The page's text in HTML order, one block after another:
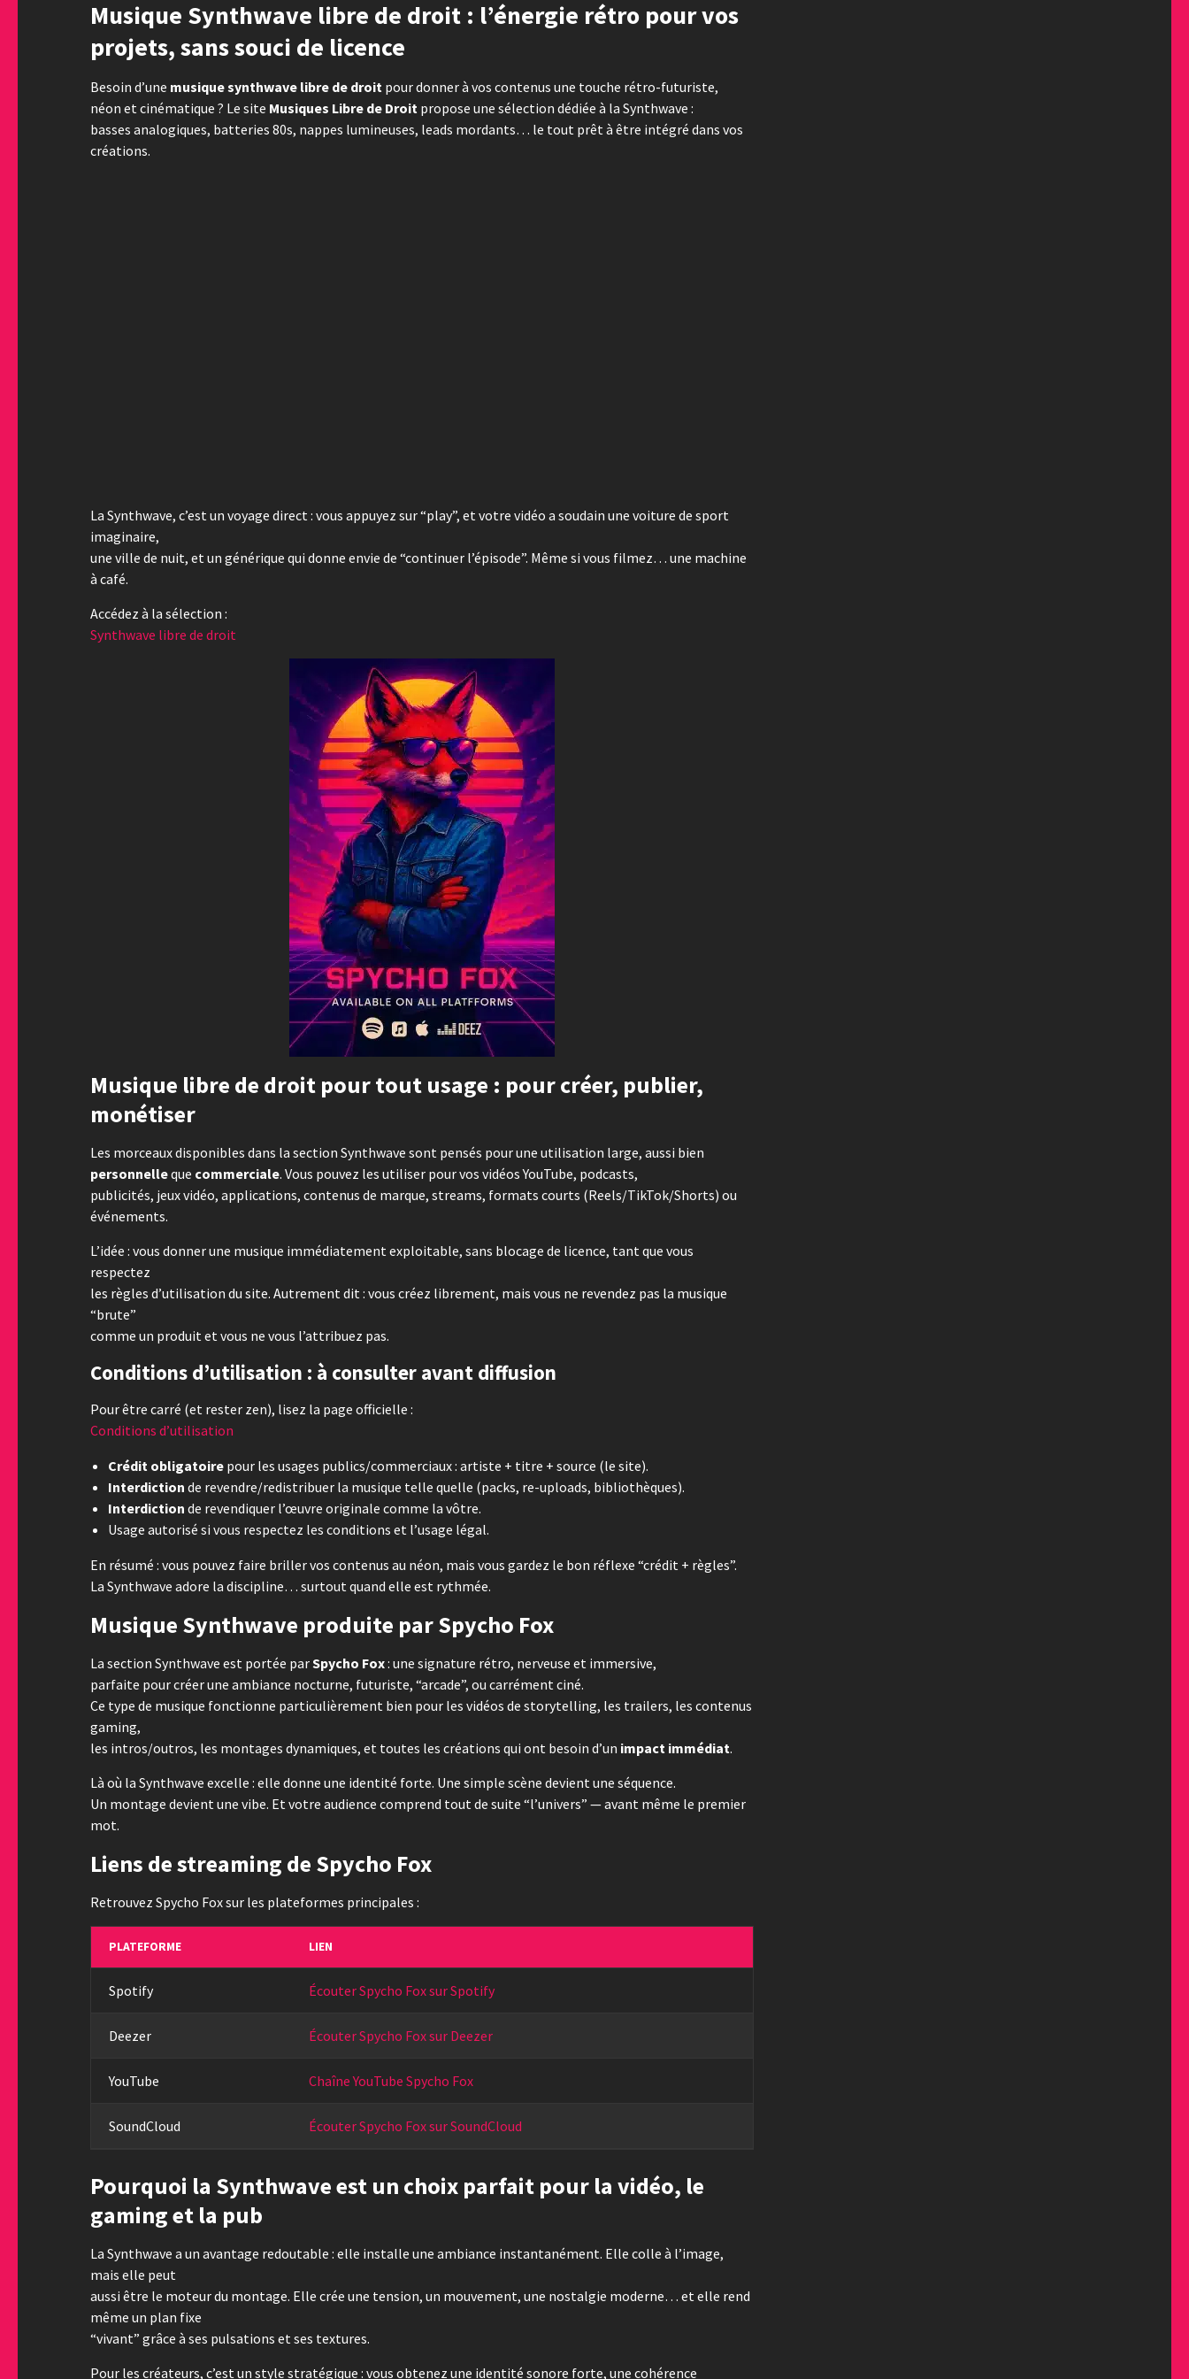
Musique Synthwave libre de droit : l’énergie rétro pour vos
projets, sans souci de licence
Besoin d’une musique synthwave libre de droit pour donner à vos contenus une touche rétro-futuriste,
néon et cinématique ? Le site Musiques Libre de Droit propose une sélection dédiée à la Synthwave :
basses analogiques, batteries 80s, nappes lumineuses, leads mordants… le tout prêt à être intégré dans vos
créations.
La Synthwave, c’est un voyage direct : vous appuyez sur “play”, et votre vidéo a soudain une voiture de sport
imaginaire,
une ville de nuit, et un générique qui donne envie de “continuer l’épisode”. Même si vous filmez… une machine
à café.
Accédez à la sélection :
Synthwave libre de droit
Musique libre de droit pour tout usage : pour créer, publier,
monétiser
Les morceaux disponibles dans la section Synthwave sont pensés pour une utilisation large, aussi bien
personnelleque commerciale. Vous pouvez les utiliser pour vos vidéos YouTube, podcasts,
publicités, jeux vidéo, applications, contenus de marque, streams, formats courts (Reels/TikTok/Shorts) ou
événements.
L’idée : vous donner une musique immédiatement exploitable, sans blocage de licence, tant que vous
respectez
les règles d’utilisation du site. Autrement dit : vous créez librement, mais vous ne revendez pas la musique
“brute”
comme un produit et vous ne vous l’attribuez pas.
Conditions d’utilisation : à consulter avant diffusion
Pour être carré (et rester zen), lisez la page officielle :
Conditions d’utilisation
Crédit obligatoire pour les usages publics/commerciaux : artiste + titre + source (le site).
Interdiction de revendre/redistribuer la musique telle quelle (packs, re-uploads, bibliothèques).
Interdiction de revendiquer l’œuvre originale comme la vôtre.
Usage autorisé si vous respectez les conditions et l’usage légal.
En résumé : vous pouvez faire briller vos contenus au néon, mais vous gardez le bon réflexe “crédit + règles”.
La Synthwave adore la discipline… surtout quand elle est rythmée.
Musique Synthwave produite par Spycho Fox
La section Synthwave est portée parSpycho Fox: une signature rétro, nerveuse et immersive,
parfaite pour créer une ambiance nocturne, futuriste, “arcade”, ou carrément ciné.
Ce type de musique fonctionne particulièrement bien pour les vidéos de storytelling, les trailers, les contenus
gaming,
les intros/outros, les montages dynamiques, et toutes les créations qui ont besoin d’un impact immédiat.
Là où la Synthwave excelle : elle donne une identité forte. Une simple scène devient une séquence.
Un montage devient une vibe. Et votre audience comprend tout de suite “l’univers” — avant même le premier
mot.
Liens de streaming de Spycho Fox
Retrouvez Spycho Fox sur les plateformes principales :
PLATEFORME LIEN
Spotify Écouter Spycho Fox sur Spotify
Deezer Écouter Spycho Fox sur Deezer
YouTube Chaîne YouTube Spycho Fox
SoundCloud Écouter Spycho Fox sur SoundCloud
Pourquoi la Synthwave est un choix parfait pour la vidéo, le
gaming et la pub
La Synthwave a un avantage redoutable : elle installe une ambiance instantanément. Elle colle à l’image,
mais elle peut
aussi être le moteur du montage. Elle crée une tension, un mouvement, une nostalgie moderne… et elle rend
même un plan fixe
“vivant” grâce à ses pulsations et ses textures.
Pour les créateurs, c’est un style stratégique : vous obtenez une identité sonore forte, une cohérence